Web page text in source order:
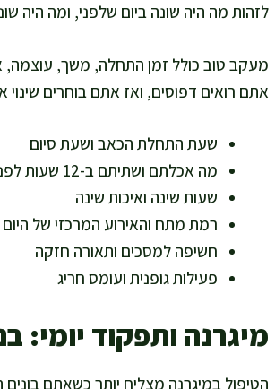
לזהות מה היה שונה ביום שלפני, ומה היה
מעקב טוב כולל זמן התחלה, משך, עוצמה,
אתם רואים דפוסים, ואז אתם בוחרים
שעת התחלת הכאב ושעת סיום
מה אכלתם ושתיתם ב-12 שעות לפני
שעות שינה ואיכות שינה
רמת מתח והאירוע המרכזי של היום
חשיפה למסכים ותאורה חזקה
פעילות גופנית ועומס חריג
מיגרנה ותפקוד יומי:
הטיפול במיגרנה מצליח יותר כשאתם